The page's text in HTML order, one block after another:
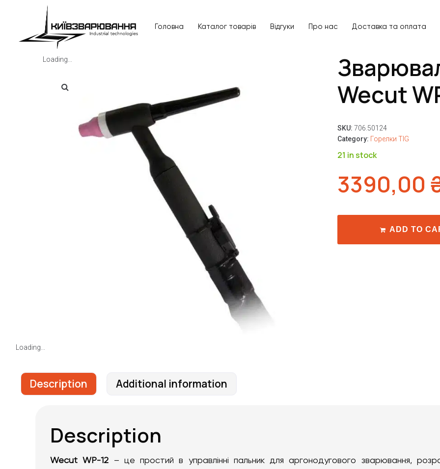
Головна Каталог товарів Відгуки Про нас Доставка та оплата
Loading...
Wecut
SKU: 706.50124
Category: Горелки TIG
21 in stock
3390,00
ADD TO
Loading...
Description Additional information
Description
Wecut WP-12 – це простий в управлінні пальник для аргонодугового зварювання,
Головна
Каталог товарів